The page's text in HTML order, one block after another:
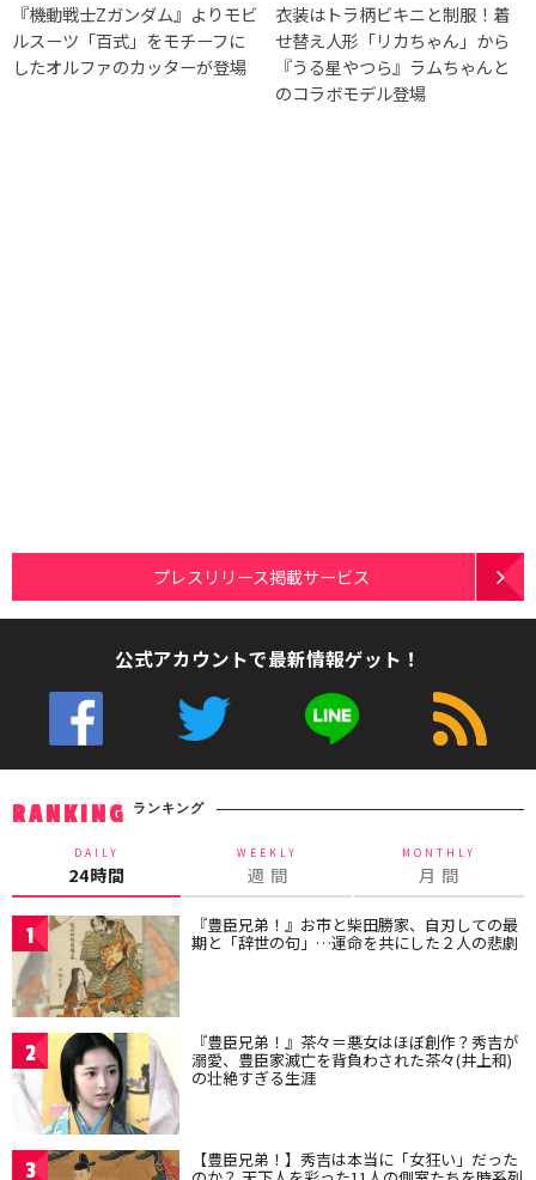
『機動戦士Zガンダム』よりモビ
ルスーツ「百式」をモチーフに
したオルファのカッターが登場
衣装はトラ柄ビキニと制服！着
せ替え人形「リカちゃん」から
『うる星やつら』ラムちゃんと
のコラボモデル登場
プレスリリース掲載サービス
公式アカウントで最新情報ゲット！
RANKING ランキング
DAILY
24時間
WEEKLY
週 間
MONTHLY
月 間
1 『豊臣兄弟！』お市と柴田勝家、自刃しての最
期と「辞世の句」…運命を共にした２人の悲劇
2 『豊臣兄弟！』茶々＝悪女はほぼ創作？秀吉が
溺愛、豊臣家滅亡を背負わされた茶々(井上和)
の壮絶すぎる生涯
3 【豊臣兄弟！】秀吉は本当に「女狂い」だった